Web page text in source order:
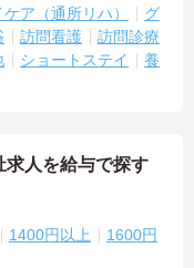
ア（通所リハ）
グ
訪問看護
訪問診療
ショートステイ
養
求人を給与で探す
1400円以上
1600円